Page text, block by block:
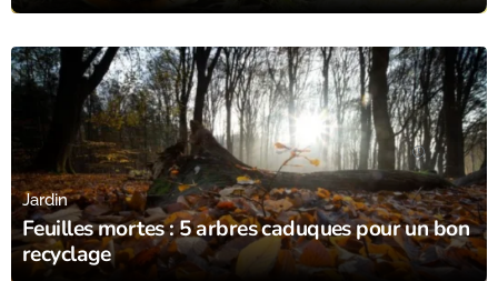
Feuilles mortes : 5 arbres caduques pour un bon
recyclage
Jardin
05/11/23